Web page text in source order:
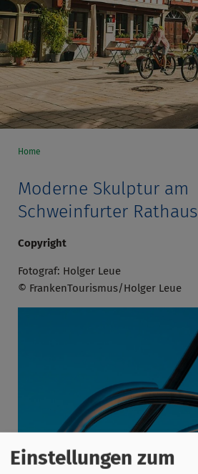
Home
Moderne Skulptur am
Schweinfurter Rathaus
Copyright
Fotograf: Holger Leue
© FrankenTourismus/Holger Leue
Einstellungen zum